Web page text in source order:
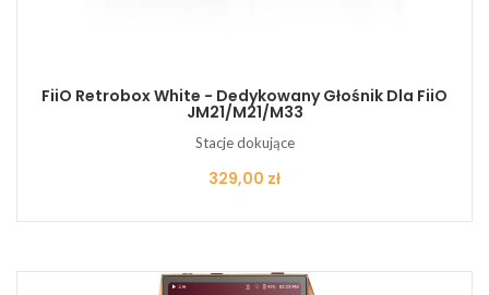
FiiO Retrobox White - Dedykowany Głośnik Dla FiiO
JM21/M21/M33
Stacje dokujące
Cena
329,00 zł